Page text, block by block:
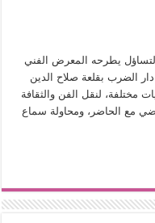
يطرحه المعرض الفني
الضرب بقلعة صلاح الدين
٥٠ فنانا من جنسيات مختلفة، لنقل الفن والثقافة
مع الحاضر، ومحاولة سماع